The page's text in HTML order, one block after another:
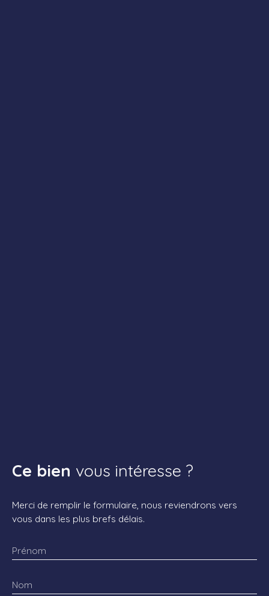
Ce bien vous intéresse ?
Merci de remplir le formulaire, nous reviendrons vers
vous dans les plus brefs délais.
Prénom
Nom